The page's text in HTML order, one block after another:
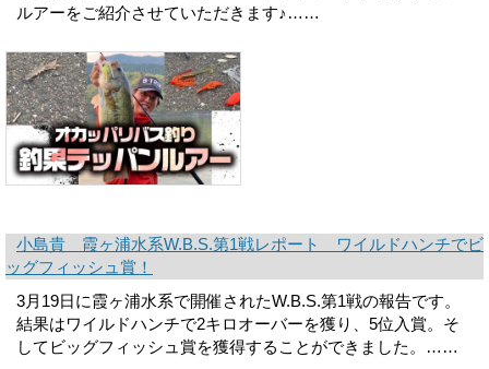
ルアーをご紹介させていただきます♪……
小島貴 霞ヶ浦水系W.B.S.第1戦レポート ワイルドハンチでビ
ッグフィッシュ賞！
3月19日に霞ヶ浦水系で開催されたW.B.S.第1戦の報告です。
結果はワイルドハンチで2キロオーバーを獲り、5位入賞。そ
してビッグフィッシュ賞を獲得することができました。……